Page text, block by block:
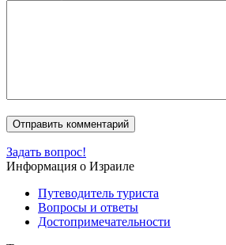
Задать вопрос!
Информация о Израиле
Путеводитель туриста
Вопросы и ответы
Достопримечательности